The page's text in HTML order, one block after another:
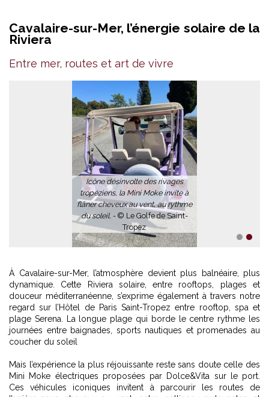
Cavalaire-sur-Mer, l’énergie solaire de la
Riviera
Entre mer, routes et art de vivre
Au Domaine viticole de la Madrague, les vignes s’étirent sous les
Golfe de Saint-Tropez
À Cavalaire-sur-Mer, l’atmosphère devient plus balnéaire, plus
dynamique. Cette Riviera solaire, entre rooftops, plages et
douceur méditerranéenne, s’exprime également à travers notre
regard sur l’Hôtel de Paris Saint-Tropez entre rooftop, spa et
plage Serena. La longue plage qui borde le centre rythme les
journées entre baignades, sports nautiques et promenades au
coucher du soleil
Mais l’expérience la plus réjouissante reste sans doute celle des
Mini Moke électriques proposées par Dolce&Vita sur le port.
Ces véhicules iconiques invitent à parcourir les routes de